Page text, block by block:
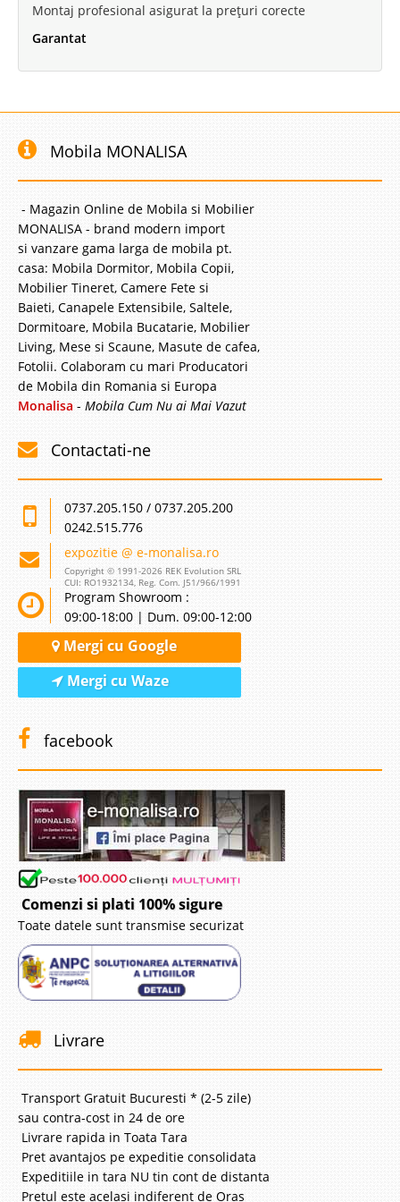
Vezi Model Nou !!!
Pat Masina Nitro GT Alb
Pat in forma de masina formula 1 | Nitro GT - Alb CLICK PE POZE PT.
MODELELE NOI Paturile in forma de masina Nitro GT sunt componente de
mobilier pentru dormitoarele de copii ce dezvolta viziuni si abilitati
nepretuite micutilor soferi. Forma patului activeaza o perso..
2.835 Lei
Pret Redus2.464 Lei
Adauga la Favorite
-13%
Pat Masina Nitro GT Galben
Pat in forma de masina formula 1 | Nitro GT - Galben CLICK PE POZE PT.
MODELE NOI Patul in forma de masina Nitro GT transforma dormitorul
copilului intr-o veritabila pista de curse cu masini de formula 1. Linia de
design a patului atrage si reproduce in dormitorul cop..
2.835 Lei
Pret Redus2.464 Lei
Vezi Model Nou !!!
Adauga la Favorite
-13%
Pat Masina Nitro GT Negru
Pat in forma de masina formula 1 | Nitro GT - Negru MODEL NOU
Montaj profesional asigurat la prețuri corecte
Garantat
Mobila MONALISA
- Magazin Online de Mobila si Mobilier
MONALISA - brand modern import
si vanzare gama larga de mobila pt.
casa: Mobila Dormitor, Mobila Copii,
Mobilier Tineret, Camere Fete si
Baieti, Canapele Extensibile, Saltele,
Dormitoare, Mobila Bucatarie, Mobilier
Living, Mese si Scaune, Masute de cafea,
Fotolii. Colaboram cu mari Producatori
de Mobila din Romania si Europa
Monalisa - Mobila Cum Nu ai Mai Vazut
Contactati-ne
0737.205.150 / 0737.205.200
0242.515.776
expozitie @ e-monalisa.ro
Copyright © 1991-2026 REK Evolution SRL
CUI: RO1932134, Reg. Com. J51/966/1991
Program Showroom :
09:00-18:00 | Dum. 09:00-12:00
Mergi cu Google
Mergi cu Waze
facebook
Comenzi si plati 100% sigure
Toate datele sunt transmise securizat
Livrare
Transport Gratuit Bucuresti * (2-5 zile)
sau contra-cost in 24 de ore
Livrare rapida in Toata Tara
Pret avantajos pe expeditie consolidata
Expeditiile in tara NU tin cont de distanta
Pretul este acelasi indiferent de Oras